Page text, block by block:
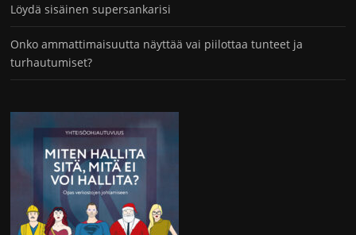
Löydä sisäinen supersankarisi
Onko ammattimaisuutta näyttää vai piilottaa tunteet ja
turhautumiset?